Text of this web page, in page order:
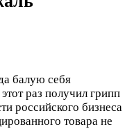
балую себя
раз получил грипп
российского бизнеса
товара не